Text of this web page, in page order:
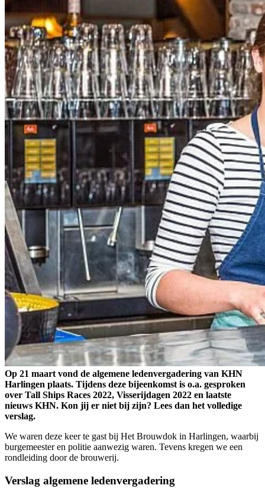
Op 21 maart vond de algemene ledenvergadering van KHN
Harlingen plaats. Tijdens deze bijeenkomst is o.a. gesproken
over Tall Ships Races 2022, Visserijdagen 2022 en laatste
nieuws KHN. Kon jij er niet bij zijn? Lees dan het volledige
verslag.
We waren deze keer te gast bij Het Brouwdok in Harlingen, waarbij
burgemeester en politie aanwezig waren. Tevens kregen we een
rondleiding door de brouwerij.
Verslag algemene ledenvergadering